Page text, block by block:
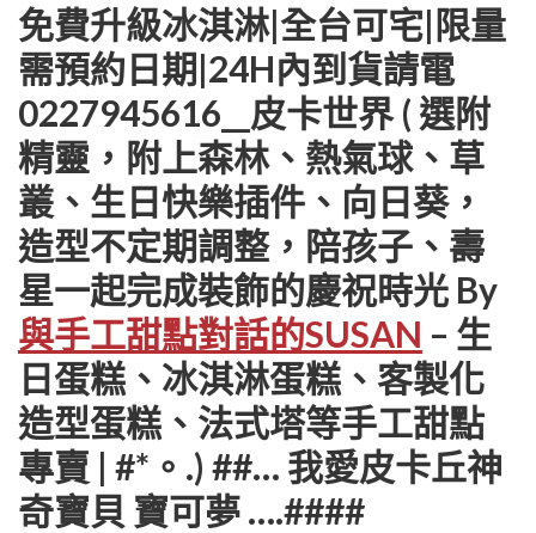
免費升級冰淇淋|全台可宅|限量
需預約日期|24H內到貨請電
0227945616__皮卡世界 ( 選附
精靈，附上森林、熱氣球、草
叢、生日快樂插件、向日葵，
造型不定期調整，陪孩子、壽
星一起完成裝飾的慶祝時光 By
與手工甜點對話的SUSAN – 生
日蛋糕、冰淇淋蛋糕、客製化
造型蛋糕、法式塔等手工甜點
專賣 | #*。.) ##… 我愛皮卡丘神
奇寶貝 寶可夢 ….####